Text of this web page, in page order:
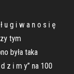
u g i w a n o s i ę
tym
była taka
z i m y” na 100